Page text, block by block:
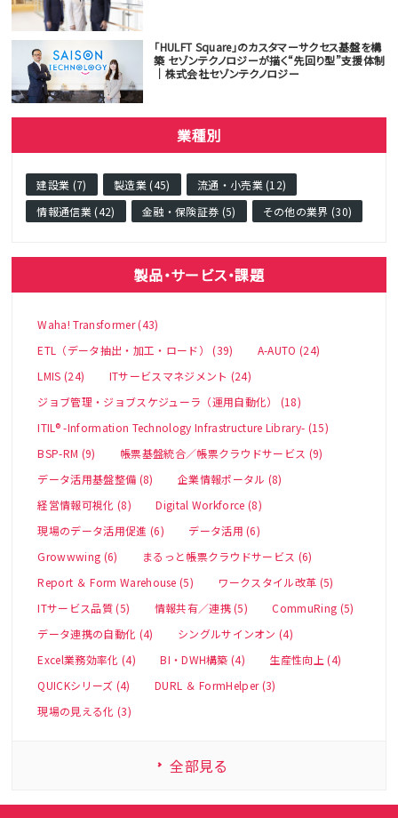
「HULFT Square」のカスタマーサクセス基盤を構
築 セゾンテクノロジーが描く“先回り型”支援体制
｜株式会社セゾンテクノロジー
業種別
建設業 (7) 製造業 (45)
流通・小売業 (12)
情報通信業 (42)
金融・保険証券 (5) その他の業界 (30)
製品・サービス・課題
Waha! Transformer (43)
ETL（データ抽出・加工・ロード） (39)
A-AUTO (24)
LMIS (24)
ITサービスマネジメント (24)
ジョブ管理・ジョブスケジューラ（運用自動化） (18)
ITIL® -Information Technology Infrastructure Library- (15)
BSP-RM (9)
帳票基盤統合／帳票クラウドサービス (9)
データ活用基盤整備 (8)
企業情報ポータル (8)
経営情報可視化 (8)
Digital Workforce (8)
現場のデータ活用促進 (6)
データ活用 (6)
Growwwing (6)
まるっと帳票クラウドサービス (6)
Report ＆ Form Warehouse (5)
ワークスタイル改革 (5)
ITサービス品質 (5)
情報共有／連携 (5)
CommuRing (5)
データ連携の自動化 (4)
シングルサインオン (4)
Excel業務効率化 (4)
BI・DWH構築 (4)
生産性向上 (4)
QUICKシリーズ (4)
DURL ＆ FormHelper (3)
現場の見える化 (3)
全部見る